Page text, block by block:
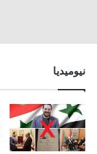
نيوميديا